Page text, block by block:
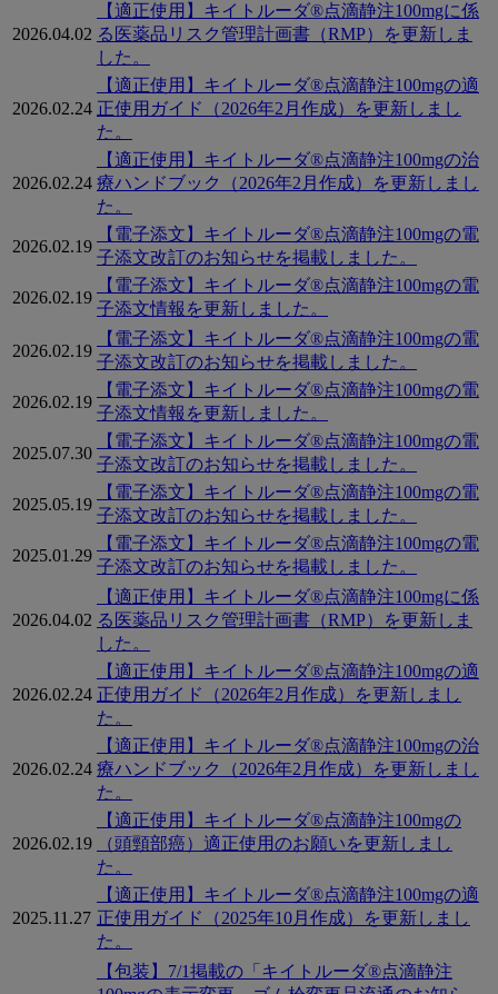
2026.04.02
【適正使用】キイトルーダ®点滴静注100mgに係
る医薬品リスク管理計画書（RMP）を更新しま
した。
2026.02.24
【適正使用】キイトルーダ®点滴静注100mgの適
正使用ガイド（2026年2月作成）を更新しまし
た。
2026.02.24
【適正使用】キイトルーダ®点滴静注100mgの治
療ハンドブック（2026年2月作成）を更新しまし
た。
2026.02.19
【電子添文】キイトルーダ®点滴静注100mgの電
子添文改訂のお知らせを掲載しました。
2026.02.19
【電子添文】キイトルーダ®点滴静注100mgの電
子添文情報を更新しました。
2026.02.19
【電子添文】キイトルーダ®点滴静注100mgの電
子添文改訂のお知らせを掲載しました。
2026.02.19
【電子添文】キイトルーダ®点滴静注100mgの電
子添文情報を更新しました。
2025.07.30
【電子添文】キイトルーダ®点滴静注100mgの電
子添文改訂のお知らせを掲載しました。
2025.05.19
【電子添文】キイトルーダ®点滴静注100mgの電
子添文改訂のお知らせを掲載しました。
2025.01.29
【電子添文】キイトルーダ®点滴静注100mgの電
子添文改訂のお知らせを掲載しました。
2026.04.02
【適正使用】キイトルーダ®点滴静注100mgに係
る医薬品リスク管理計画書（RMP）を更新しま
した。
2026.02.24
【適正使用】キイトルーダ®点滴静注100mgの適
正使用ガイド（2026年2月作成）を更新しまし
た。
2026.02.24
【適正使用】キイトルーダ®点滴静注100mgの治
療ハンドブック（2026年2月作成）を更新しまし
た。
2026.02.19
【適正使用】キイトルーダ®点滴静注100mgの
（頭頸部癌）適正使用のお願いを更新しまし
た。
2025.11.27
【適正使用】キイトルーダ®点滴静注100mgの適
正使用ガイド（2025年10月作成）を更新しまし
た。
【包装】7/1掲載の「キイトルーダ®点滴静注